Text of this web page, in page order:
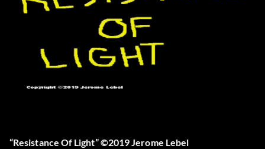
“Resistance Of Light” ©2019 Jerome Lebel